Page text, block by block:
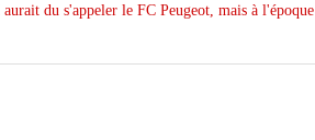
du s'appeler le FC Peugeot, mais à